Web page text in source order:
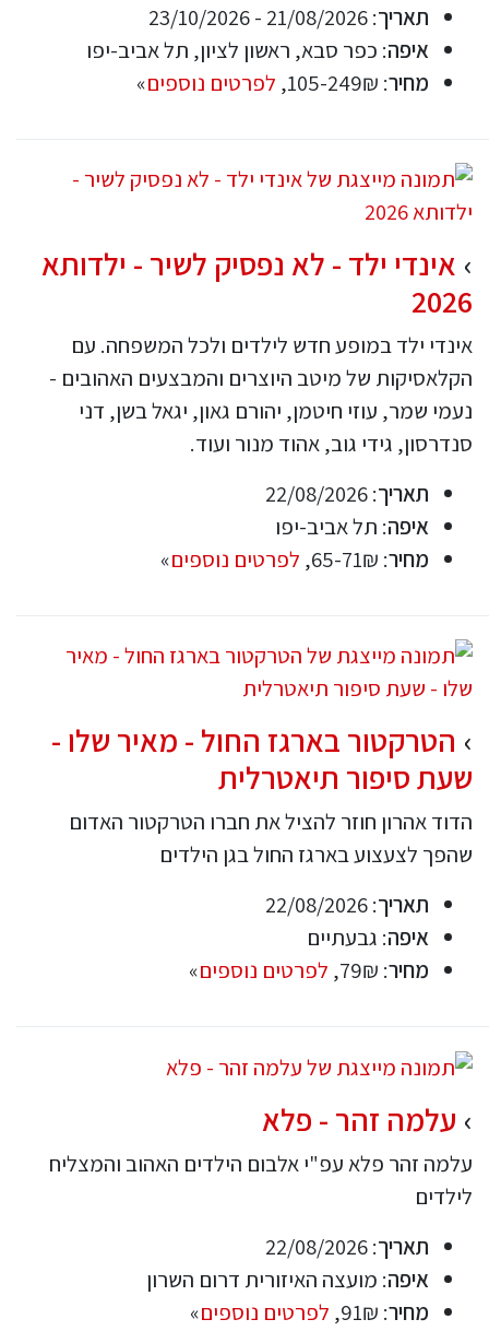
תאריך: 21/08/2026 - 23/10/2026
איפה: כפר סבא, ראשון לציון, תל אביב-יפו
מחיר: 105-249₪, לפרטים נוספים»
אינדי ילד - לא נפסיק לשיר - ילדותא
2026
אינדי ילד במופע חדש לילדים ולכל המשפחה. עם
הקלאסיקות של מיטב היוצרים והמבצעים האהובים -
נעמי שמר, עוזי חיטמן, יהורם גאון, יגאל בשן, דני
סנדרסון, גידי גוב, אהוד מנור ועוד.
תאריך: 22/08/2026
איפה: תל אביב-יפו
מחיר: 65-71₪, לפרטים נוספים»
הטרקטור בארגז החול - מאיר שלו -
שעת סיפור תיאטרלית
הדוד אהרון חוזר להציל את חברו הטרקטור האדום
שהפך לצעצוע בארגז החול בגן הילדים
תאריך: 22/08/2026
איפה: גבעתיים
מחיר: 79₪, לפרטים נוספים»
עלמה זהר - פלא
עלמה זהר פלא עפ"י אלבום הילדים האהוב והמצליח
לילדים
תאריך: 22/08/2026
איפה: מועצה האיזורית דרום השרון
מחיר: 91₪, לפרטים נוספים»